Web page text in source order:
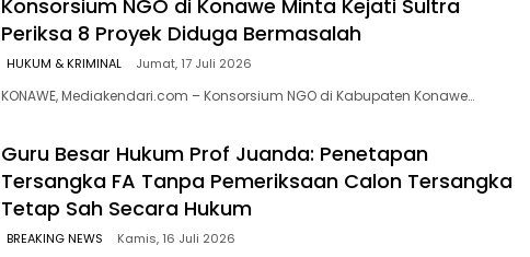
Konsorsium NGO di Konawe Minta Kejati Sultra
Periksa 8 Proyek Diduga Bermasalah ‎
HUKUM & KRIMINAL Jumat, 17 Juli 2026
‎KONAWE, Mediakendari.com – Konsorsium NGO di Kabupaten Konawe…
Guru Besar Hukum Prof Juanda: Penetapan
Tersangka FA Tanpa Pemeriksaan Calon Tersangka
Tetap Sah Secara Hukum
BREAKING NEWS Kamis, 16 Juli 2026